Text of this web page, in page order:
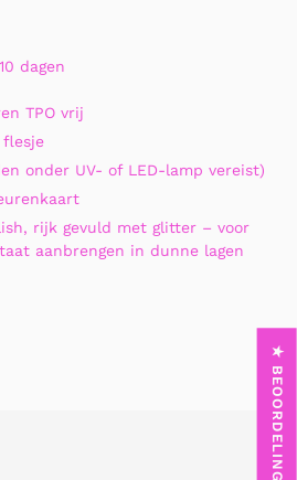
dagen
TPO vrij
flesje
onder UV- of LED-lamp vereist)
rijk gevuld met glitter – voor
aanbrengen in dunne lagen
★ BEOORDELINGEN